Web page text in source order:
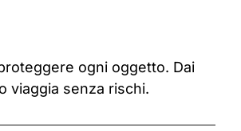
ogni oggetto. Dai
viaggia senza rischi.